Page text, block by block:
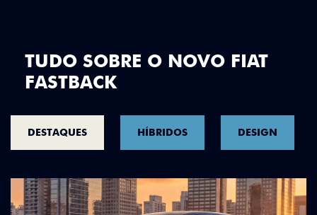
TUDO SOBRE O NOVO FIAT
FASTBACK
DESTAQUES HÍBRIDOS DESIGN